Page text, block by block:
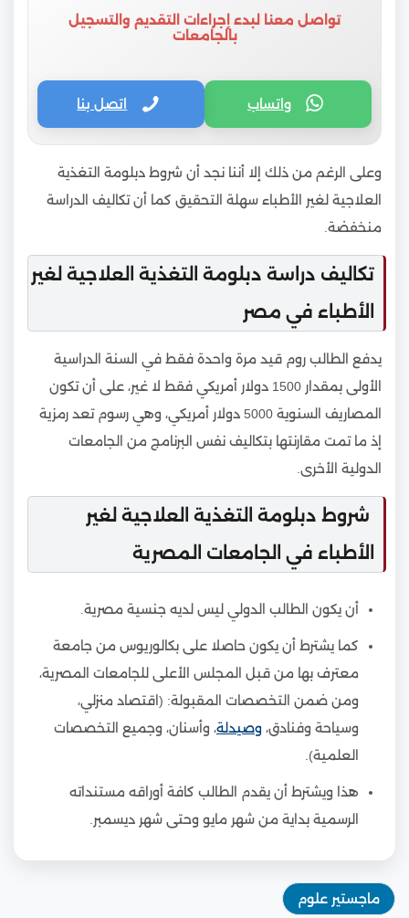
تواصل معنا لبدء إجراءات التقديم والتسجيل
بالجامعات
واتساب اتصل بنا
وعلى الرغم من ذلك إلا أننا نجد أن شروط دبلومة التغذية
العلاجية لغير الأطباء سهلة التحقيق كما أن تكاليف الدراسة
منخفضة.
تكاليف دراسة دبلومة التغذية العلاجية لغير
الأطباء في مصر
يدفع الطالب روم قيد مرة واحدة فقط في السنة الدراسية
الأولى بمقدار 1500 دولار أمريكي فقط لا غير، على أن تكون
المصاريف السنوية 5000 دولار أمريكي، وهي رسوم تعد رمزية
إذ ما تمت مقارنتها بتكاليف نفس البرنامج من الجامعات
الدولية الأخرى.
شروط دبلومة التغذية العلاجية لغير
الأطباء في الجامعات المصرية
أن يكون الطالب الدولي ليس لديه جنسية مصرية.
كما يشترط أن يكون حاصلا على بكالوريوس من جامعة
معترف بها من قبل المجلس الأعلى للجامعات المصرية،
ومن ضمن التخصصات المقبولة: (اقتصاد منزلي،
وسياحة وفنادق، وصيدلة، وأسنان، وجميع التخصصات
العلمية).
هذا ويشترط أن يقدم الطالب كافة أوراقه مستنداته
الرسمية بداية من شهر مايو وحتى شهر ديسمبر.
ماجستير علوم